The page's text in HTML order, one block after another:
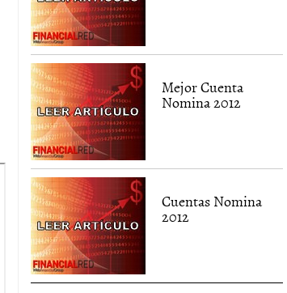
Mejor Cuenta
Nomina 2012
Cuentas Nomina
2012